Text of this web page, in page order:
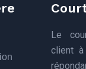
Le
client